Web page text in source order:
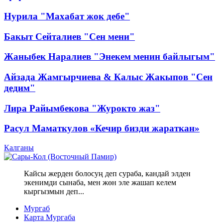
Нурила "Махабат жок дебе"
Бакыт Сейталиев "Сен мени"
Жаныбек Наралиев "Энекем менин байлыгым"
Айзада Жамгырчиева & Калыс Жакыпов "Сен
дедим"
Лира Райымбекова "Журокто жаз"
Расул Маматкулов «Кечир бизди жараткан»
Калганы
Кайсы жерден болосуң деп сураба, кандай элден
экенимди сынаба, мен жөн эле жашап келем
кыргызмын деп...
Мургаб
Карта Мургаба